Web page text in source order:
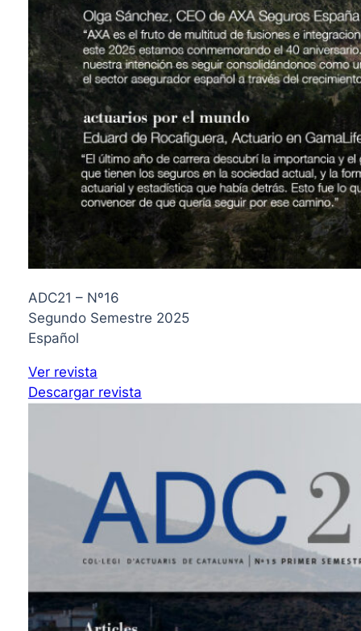
ADC21 – Nº16
Segundo Semestre 2025
Español
Ver revista
Descargar revista